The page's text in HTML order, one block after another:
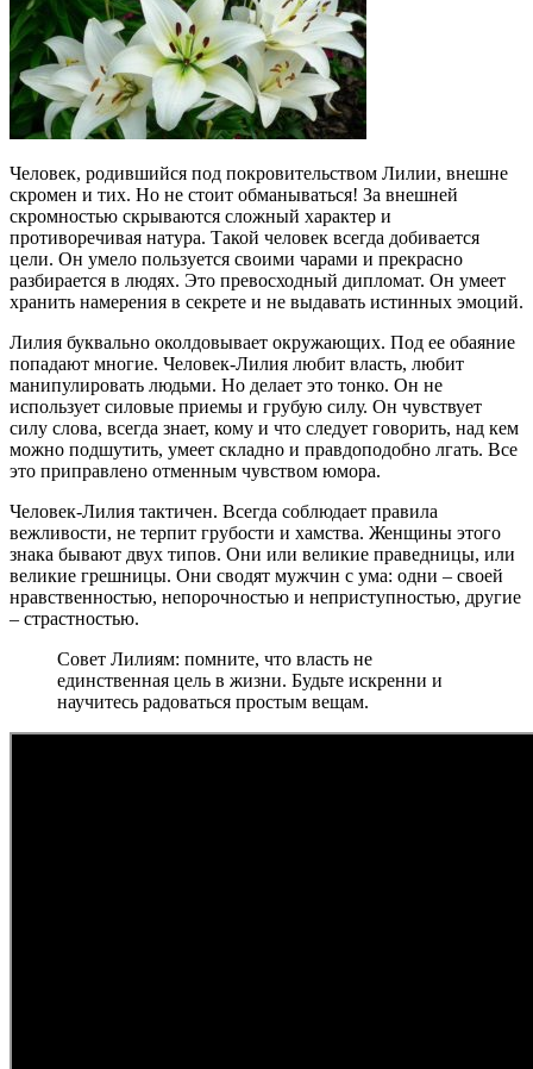
Человек, родившийся под покровительством Лилии, внешне
скромен и тих. Но не стоит обманываться! За внешней
скромностью скрываются сложный характер и
противоречивая натура. Такой человек всегда добивается
цели. Он умело пользуется своими чарами и прекрасно
разбирается в людях. Это превосходный дипломат. Он умеет
хранить намерения в секрете и не выдавать истинных эмоций.
Лилия буквально околдовывает окружающих. Под ее обаяние
попадают многие. Человек-Лилия любит власть, любит
манипулировать людьми. Но делает это тонко. Он не
использует силовые приемы и грубую силу. Он чувствует
силу слова, всегда знает, кому и что следует говорить, над кем
можно подшутить, умеет складно и правдоподобно лгать. Все
это приправлено отменным чувством юмора.
Человек-Лилия тактичен. Всегда соблюдает правила
вежливости, не терпит грубости и хамства. Женщины этого
знака бывают двух типов. Они или великие праведницы, или
великие грешницы. Они сводят мужчин с ума: одни – своей
нравственностью, непорочностью и неприступностью, другие
– страстностью.
Совет Лилиям: помните, что власть не
единственная цель в жизни. Будьте искренни и
научитесь радоваться простым вещам.